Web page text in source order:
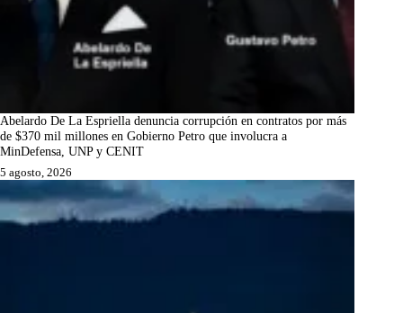
Abelardo De La Espriella denuncia corrupción en contratos por más
de $370 mil millones en Gobierno Petro que involucra a
MinDefensa, UNP y CENIT
5 agosto, 2026